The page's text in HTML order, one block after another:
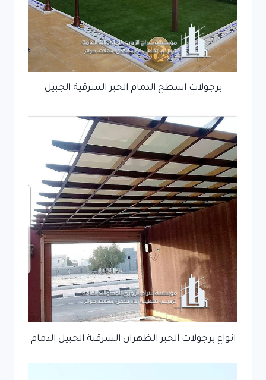
برجولات اسطح الدمام الخبر الشرقية الجبيل
انواع برجولات الخبر الظهران الشرقية الجبيل الدمام